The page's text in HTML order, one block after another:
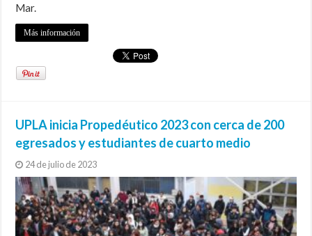
Mar.
Más información
UPLA inicia Propedéutico 2023 con cerca de 200
egresados y estudiantes de cuarto medio
24 de julio de 2023